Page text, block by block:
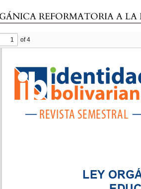
detalles del artículo
REFORMATORIA A LA LEY ORGÁNICA